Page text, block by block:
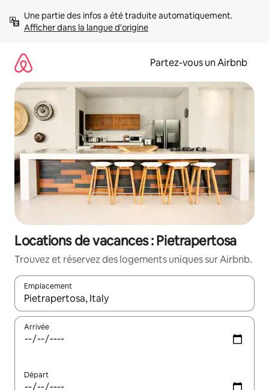
directement
Afficher dans la langue d'origine
Partez-vous un Airbnb
Locations de vacances : Pietrapertosa
Trouvez et réservez des logements uniques sur Airbnb.
Emplacement
Quand les résultats sont affichés, parcourez-les en utilisant
Arrivée
Départ